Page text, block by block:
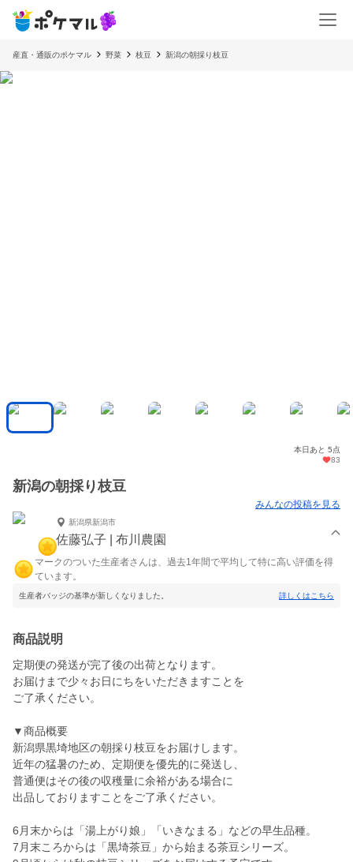
産直・通販のポケマル 野菜 枝豆 新潟の朝採り枝豆
本日あと 5点
83
新潟の朝採り枝豆
みんなの投稿を見る
新潟県新潟市
佐藤弘子 | 布川農園
マークのついた生産者さんは、過去1年間で平均して特に高い評価を得
ています。
生産者バッジの基準が新しくなりました。 詳しくはこちら
商品説明
定期便の発送が完了後の出荷となります。
お届けまで少々お日にちをいただきますことを
ご了承ください。
▼商品概要
新潟県黒埼地区の朝採り枝豆をお届けします。
近年の猛暑のため、定期便を優先的に発送し、
普通便はその後の収穫量に余裕がある場合に
出品しておりますことをご了承ください。
6月末からは「湯上がり娘」「いきなまる」などの早生品種。
7月末ころからは「黒埼茶豆」から始まる茶豆シリーズ。